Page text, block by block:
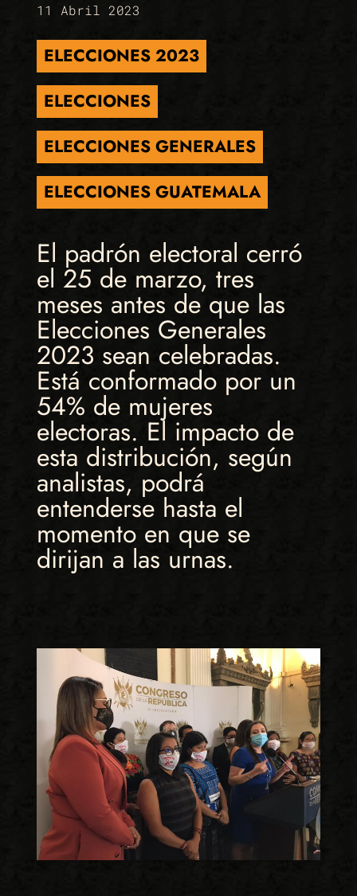
11 Abril 2023
ELECCIONES 2023
ELECCIONES
ELECCIONES GENERALES
ELECCIONES GUATEMALA
El padrón electoral cerró
el 25 de marzo, tres
meses antes de que las
Elecciones Generales
2023 sean celebradas.
Está conformado por un
54% de mujeres
electoras. El impacto de
esta distribución, según
analistas, podrá
entenderse hasta el
momento en que se
dirijan a las urnas.